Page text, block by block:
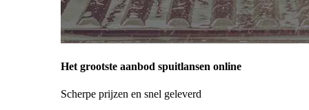
Het grootste aanbod spuitlansen online
Scherpe prijzen en snel geleverd